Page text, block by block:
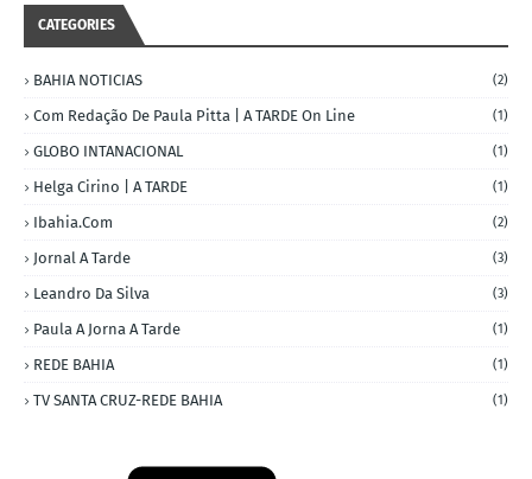
CATEGORIES
BAHIA NOTICIAS (2)
Com Redação De Paula Pitta | A TARDE On Line (1)
GLOBO INTANACIONAL (1)
Helga Cirino | A TARDE (1)
Ibahia.com (2)
Jornal A Tarde (3)
Leandro Da Silva (3)
Paula A Jorna A Tarde (1)
REDE BAHIA (1)
TV SANTA CRUZ-REDE BAHIA (1)